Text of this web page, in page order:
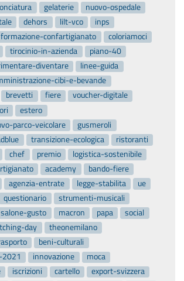
gelaterie
nuovo-ospedale
dehors lilt-vco
inps
formazione-confartigianato
coloriamoci
tirocinio-in-azienda
piano-40
diventare
linee-guida
cibi-e-bevande
brevetti fiere
voucher-digitale
estero
parco-veicolare
gusmeroli
transizione-ecologica
ristoranti
chef premio
logistica-sostenibile
academy
bando-fiere
agenzia-entrate legge-stabilita
ue
questionario
strumenti-musicali
salone-gusto macron papa
social
day
theonemilano
beni-culturali
innovazione
moca
iscrizioni cartello
export-svizzera